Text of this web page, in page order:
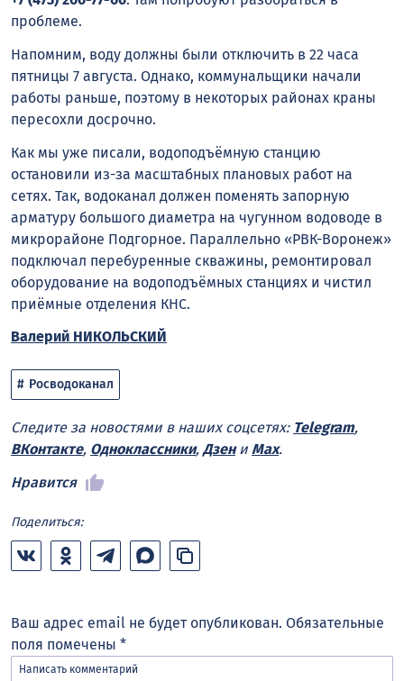
проблеме.
Напомним, воду должны были отключить в 22 часа
пятницы 7 августа. Однако, коммунальщики начали
работы раньше, поэтому в некоторых районах краны
пересохли досрочно.
Как мы уже писали, водоподъёмную станцию
остановили из-за масштабных плановых работ на
сетях. Так, водоканал должен поменять запорную
арматуру большого диаметра на чугунном водоводе в
микрорайоне Подгорное. Параллельно «РВК-Воронеж»
подключал перебуренные скважины, ремонтировал
оборудование на водоподъёмных станциях и чистил
приёмные отделения КНС.
Валерий НИКОЛЬСКИЙ
Росводоканал
Следите за новостями в наших соцсетях: Telegram,
ВКонтакте, Одноклассники, Дзени Max.
Нравится
Поделиться:
Ваш адрес email не будет опубликован. Обязательные
поля помечены *